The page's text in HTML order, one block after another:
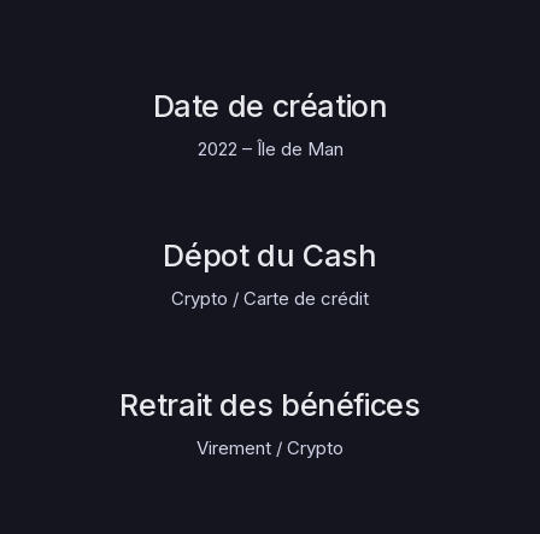
Date de création
2022 – Île de Man
Dépot du Cash
Crypto / Carte de crédit
Retrait des bénéfices
Virement / Crypto